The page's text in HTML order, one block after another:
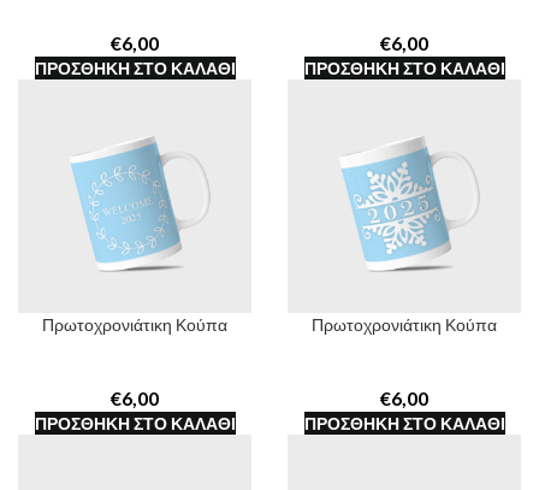
€
ΠΡΟΣΘΉΚΗ ΣΤΟ ΚΑΛΆΘΙ
€
ΠΡΟΣΘΉΚΗ ΣΤΟ ΚΑΛΆΘΙ
Πρωτοχρονιάτικη Κούπα
€
ΠΡΟΣΘΉΚΗ ΣΤΟ ΚΑΛΆΘΙ
Πρωτοχρονιάτικη Κούπα
€
ΠΡΟΣΘΉΚΗ ΣΤΟ ΚΑΛΆΘΙ